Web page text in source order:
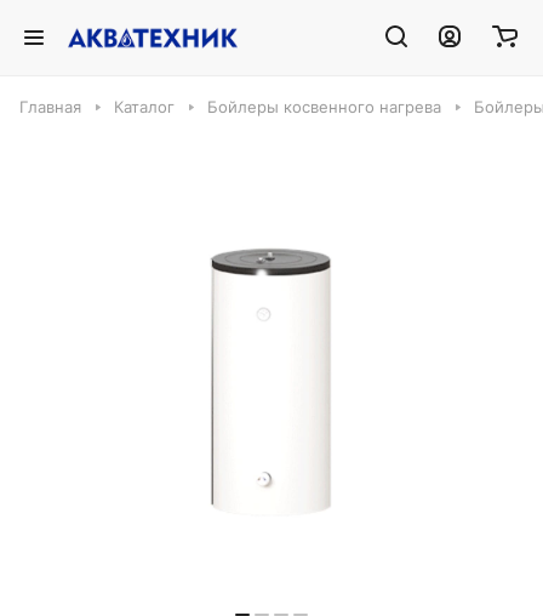
Главная Каталог Бойлеры косвенного нагрева